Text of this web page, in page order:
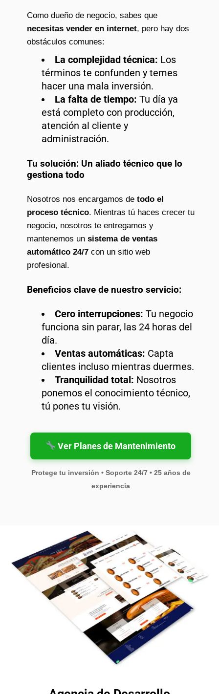
Como dueño de negocio, sabes que
necesitas vender en internet, pero hay dos
obstáculos comunes:
La complejidad técnica: Los
términos te confunden y temes
hacer una mala inversión.
La falta de tiempo: Tu día ya
está completo con producción,
atención al cliente y
administración.
Tu solución: Un aliado técnico que lo
gestiona todo
Nosotros nos encargamos de todo el
proceso técnico. Mientras tú haces crecer tu
negocio, nosotros te entregamos y
mantenemos un sistema de ventas
automático 24/7 con un sitio web
profesional.
Beneficios clave de nuestro servicio:
Cero interrupciones: Tu negocio
funciona sin parar, las 24 horas del
día.
Ventas automáticas: Capta
clientes incluso mientras duermes.
Tranquilidad total: Nosotros
ponemos el conocimiento técnico,
tú pones tu visión.
Ver Planes de Mantenimiento
Protege tu inversión • Soporte 24/7 • 25 años de
experiencia